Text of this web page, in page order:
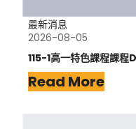
最新消息
2026-08-05
115-1高一特色課程課程
Read More